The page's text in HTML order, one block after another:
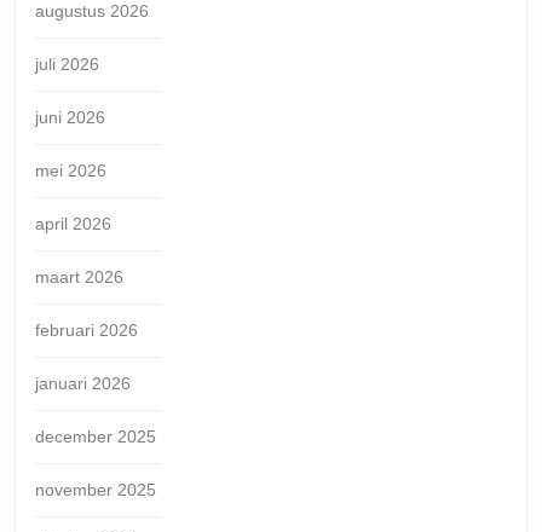
augustus 2026
juli 2026
juni 2026
mei 2026
april 2026
maart 2026
februari 2026
januari 2026
december 2025
november 2025